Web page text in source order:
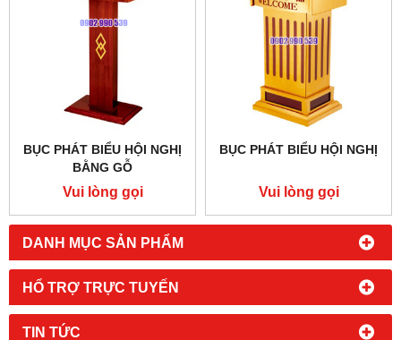
DANH MỤC SẢN PHẨM
HỔ TRỢ TRỰC TUYẾN
TIN TỨC
BỤC PHÁT BIỂU HỘI NGHỊ
BẰNG GỖ
Vui lòng gọi
BỤC PHÁT BIỂU HỘI NGHỊ
Vui lòng gọi